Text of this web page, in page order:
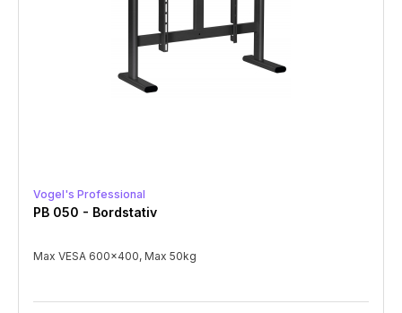
Vogel's Professional
PB 050 - Bordstativ
Max VESA 600x400, Max 50kg